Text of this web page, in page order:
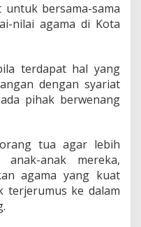
untuk bersama-sama
nilai agama di Kota
terdapat hal yang
dengan syariat
pihak berwenang
tua agar lebih
anak-anak mereka,
agama yang kuat
terjerumus ke dalam